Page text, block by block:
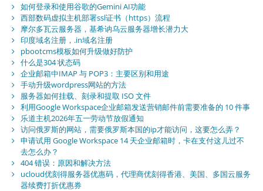
如何登录和使用谷歌的Gemini AI功能
西部数码虚拟主机部署ssl证书（https）流程
摩尔多瓦云服务器，基希讷乌云服务器增长潜力大
印度域名注册，.in域名注册
pbootcms模板如何升级做好防护
什么是304 状态码
企业邮箱中IMAP 与 POP3：主要区别和用途
手动升级wordpress网站的方法
服务器如何挂载、刻录和提取 ISO 文件
利用Google Workspace企业邮箱发送营销邮件前需要准备的 10 件事
乐道主机2026年五一劳动节放假通知
访问俄罗斯的网站，需要俄罗斯本国的ip才能访问，这要怎么弄？
申请试用 Google Workspace 14 天企业邮箱时，卡在支付这儿过不
去怎么办？
404 错误：原因和解决方法
ucloud优刻得服务器优惠码，代理商优刻得香港、美国、多国云服务
器续费打折优惠券